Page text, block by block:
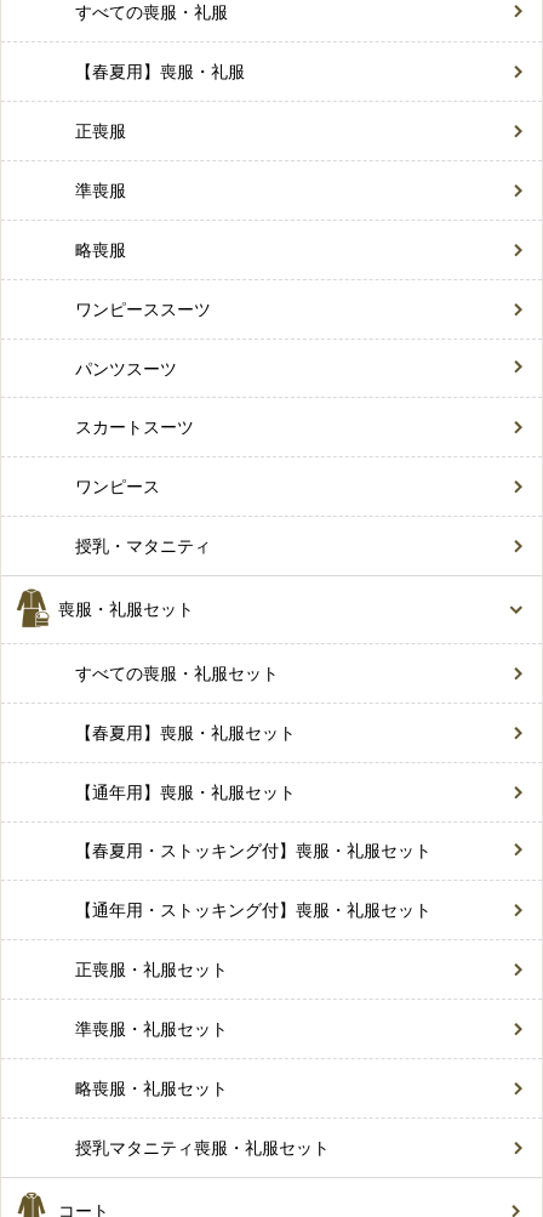
すべての喪服・礼服
【春夏用】喪服・礼服
正喪服
準喪服
略喪服
ワンピーススーツ
パンツスーツ
スカートスーツ
ワンピース
授乳・マタニティ
喪服・礼服セット
すべての喪服・礼服セット
【春夏用】喪服・礼服セット
【通年用】喪服・礼服セット
【春夏用・ストッキング付】喪服・礼服セット
【通年用・ストッキング付】喪服・礼服セット
正喪服・礼服セット
準喪服・礼服セット
略喪服・礼服セット
授乳マタニティ喪服・礼服セット
コート